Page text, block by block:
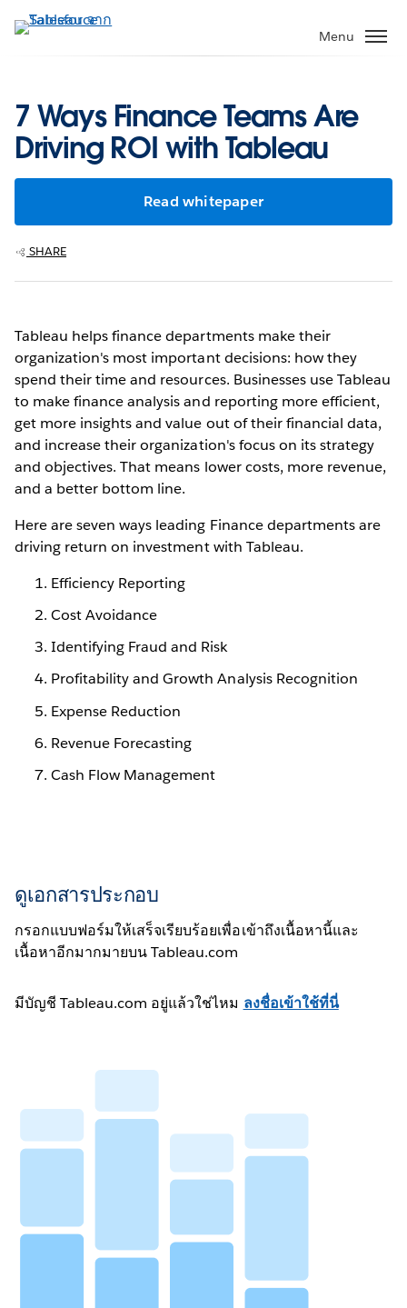
ไป
Menu
7 Ways Finance Teams Are
Driving ROI with Tableau
Read whitepaper
SHARE
Tableau helps finance departments make their
organization's most important decisions: how they
spend their time and resources. Businesses use Tableau
to make finance analysis and reporting more efficient,
get more insights and value out of their financial data,
and increase their organization's focus on its strategy
and objectives. That means lower costs, more revenue,
and a better bottom line.
Here are seven ways leading Finance departments are
driving return on investment with Tableau.
Efficiency Reporting
Cost Avoidance
Identifying Fraud and Risk
Profitability and Growth Analysis Recognition
Expense Reduction
Revenue Forecasting
Cash Flow Management
ดูเอกสารประกอบ
กรอกแบบฟอร์มให้เสร็จเรียบร้อยเพื่อเข้าถึงเนื้อหานี้และ
เนื้อหาอีกมากมายบน Tableau.com
มีบัญชี Tableau.com อยู่แล้วใช่ไหม ลงชื่อเข้าใช้ที่นี่